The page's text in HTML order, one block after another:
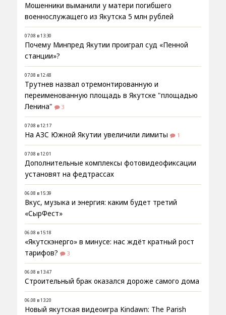
Мошенники выманили у матери погибшего
военнослужащего из Якутска 5 млн рублей
07.08 в 13:30
Почему Минпред Якутии проиграл суд «Пенной
станции»?
07.08 в 12:48
Трутнев назвал отремонтированную и
переименованную площадь в Якутске "площадью
Ленина"
3
07.08 в 12:17
На АЗС Южной Якутии увеличили лимиты 1
07.08 в 12:01
Дополнительные комплексы фотовидеофиксации
установят на федтрассах
06.08 в 15:39
Вкус, музыка и энергия: каким будет третий
«СырФест»
06.08 в 15:18
«Якутскэнерго» в минусе: нас ждёт кратный рост
тарифов?
3
06.08 в 13:47
Строительный брак оказался дороже самого дома
06.08 в 13:20
Новый якутская видеоигра Kindawn: The Parish